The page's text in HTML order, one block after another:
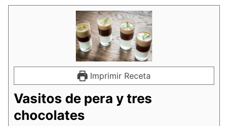
Imprimir Receta
Vasitos de pera y tres
chocolates